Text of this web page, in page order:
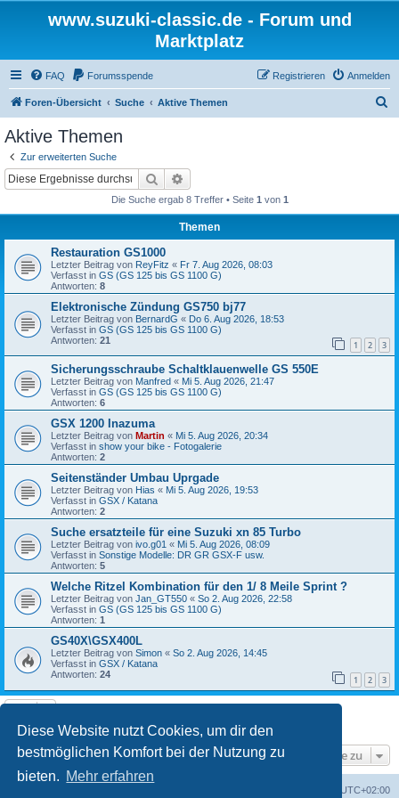
Diese Website nutzt Cookies, um dir den
bestmöglichen Komfort bei der Nutzung zu
bieten. Mehr erfahren
www.suzuki-classic.de - Forum und
Marktplatz
FAQ Forumsspende Anmelden
Registrieren
Foren-Übersicht Suche Aktive Themen
Aktive Themen
Zur erweiterten Suche
Suche
Die Suche ergab 8 Treffer • Seite 1 von 1
Themen
Restauration GS1000
Letzter Beitrag von ReyFitz « Fr 7. Aug 2026, 08:03
Verfasst in GS (GS 125 bis GS 1100 G)
Antworten: 8
Elektronische Zündung GS750 bj77
Letzter Beitrag von BernardG « Do 6. Aug 2026, 18:53
Verfasst in GS (GS 125 bis GS 1100 G)
Antworten: 21 1 2 3
Sicherungsschraube Schaltklauenwelle GS 550E
Letzter Beitrag von Manfred « Mi 5. Aug 2026, 21:47
Verfasst in GS (GS 125 bis GS 1100 G)
Antworten: 6
GSX 1200 Inazuma
Letzter Beitrag von Martin « Mi 5. Aug 2026, 20:34
Verfasst in show your bike - Fotogalerie
Antworten: 2
Seitenständer Umbau Uprgade
Letzter Beitrag von Hias « Mi 5. Aug 2026, 19:53
Verfasst in GSX / Katana
Antworten: 2
Suche ersatzteile für eine Suzuki xn 85 Turbo
Letzter Beitrag von ivo.g01 « Mi 5. Aug 2026, 08:09
Verfasst in Sonstige Modelle: DR GR GSX-F usw.
Antworten: 5
Welche Ritzel Kombination für den 1/ 8 Meile Sprint ?
Letzter Beitrag von Jan_GT550 « So 2. Aug 2026, 22:58
Verfasst in GS (GS 125 bis GS 1100 G)
Antworten: 1
GS40X\GSX400L
Letzter Beitrag von Simon « So 2. Aug 2026, 14:45
Verfasst in GSX / Katana
Antworten: 24 1 2 3
Die Suche ergab 8 Treffer • Seite1von
Gehe zu
UTC+02:00